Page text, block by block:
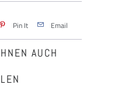
Pin It Email
AUCH